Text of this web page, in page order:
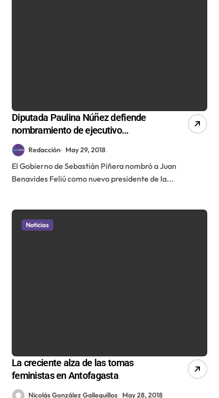
Diputada Paulina Núñez defiende
nombramiento de ejecutivo
sancionado por colusión de farmacias
Redacción May 29, 2018
El Gobierno de Sebastián Piñera nombró a Juan
Benavides Feliú como nuevo presidente de la...
Noticias
La creciente alza de las tomas
feministas en Antofagasta
Nicolás González Galleguillos May 28, 2018